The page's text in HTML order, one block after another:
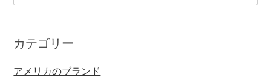
カテゴリー
アメリカのブランド